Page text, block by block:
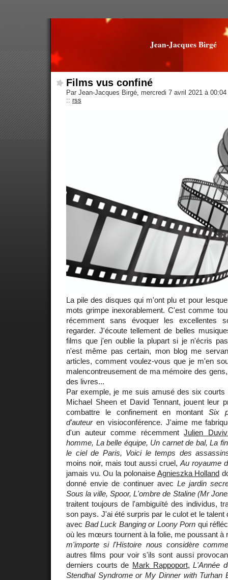
Jean-Jacques Birgé
Films vus confiné
Par Jean-Jacques Birgé, mercredi 7 avril 2021 à 00:04
:: rss
La pile des disques qui m'ont plu et pour
mots grimpe inexorablement. C'est comme
récemment sans évoquer les excellentes
regarder. J'écoute tellement de belles
films que j'en oublie la plupart si je n'écris
n'est même pas certain, mon blog me
articles, comment voulez-vous que je m'en
malencontreusement de ma mémoire des
des livres...
Par exemple, je me suis amusé des six
Michael Sheen et David Tennant, jouent leur
combattre le confinement en montant Six
d'auteuren visioconférence. J'aime me
d'un auteur comme récemmentJulien
homme, La belle équipe, Un carnet de bal, La
le ciel de Paris, Voici le temps des
moins noir, mais tout aussi cruel, Au royaume
jamais vu. Ou la polonaise Agnieszka Holland
donné envie de continuer avec Le jardin
Sous la ville, Spoor, L'ombre de Staline (Mr
traitent toujours de l'ambiguïté des individus,
son pays. J'ai été surpris par le culot et le
avec Bad Luck Banging or Loony Porn qui
où les mœurs tournent à la folie, me poussant à
m'importe si l'Histoire nous considère
autres films pour voir s'ils sont aussi
derniers courts de Mark Rappoport,L'Année
Stendhal Syndrome or My Dinner with Turhan